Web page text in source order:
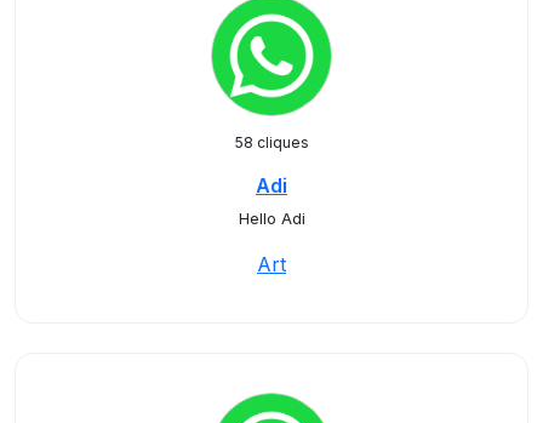
58 cliques
Adi
Hello Adi
Art